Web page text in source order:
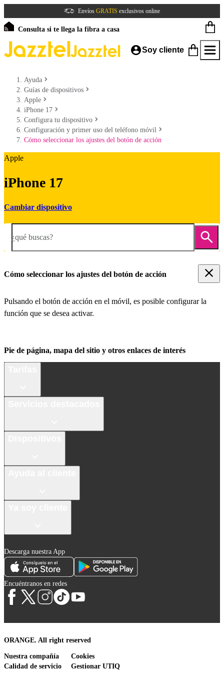
Envíos GRATIS exclusivos online
Consulta si te llega la fibra a casa
Soy cliente
Ayuda
Guías de dispositivos
Apple
iPhone 17
Configura tu dispositivo
Configuración y primer uso del teléfono móvil
Cómo seleccionar los ajustes del botón de acción
Apple
iPhone 17
Cambiar dispositivo
¿qué buscas?
Cómo seleccionar los ajustes del botón de acción
Pulsando el botón de acción en el móvil, es posible configurar la
función que se desea activar.
Pie de página, mapa del sitio y otros enlaces de interés
Descarga nuestra App
Encuéntranos en redes
ORANGE. All right reserved
Nuestra compañía
Calidad de servicio
Cookies
Gestionar UTIQ